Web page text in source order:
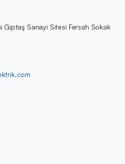
Giptaş Sanayi Sitesi Fersah Sokak